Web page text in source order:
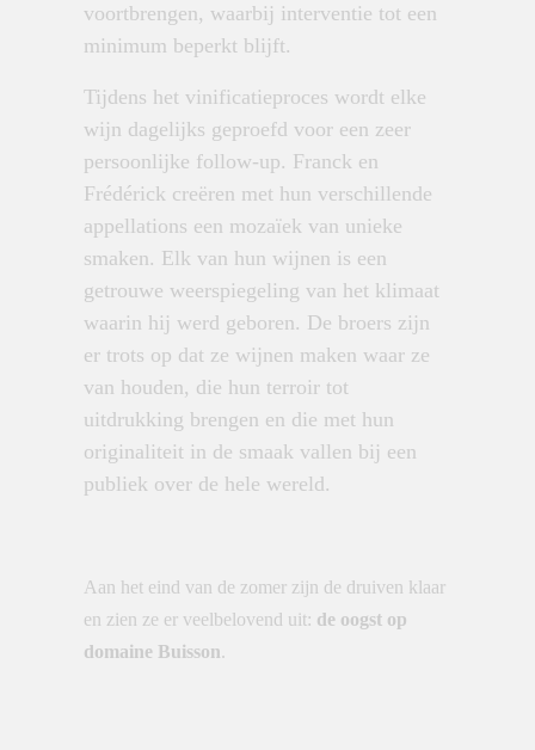
voortbrengen, waarbij interventie tot een
minimum beperkt blijft.
Tijdens het vinificatieproces wordt elke
wijn dagelijks geproefd voor een zeer
persoonlijke follow-up. Franck en
Frédérick creëren met hun verschillende
appellations een mozaïek van unieke
smaken. Elk van hun wijnen is een
getrouwe weerspiegeling van het klimaat
waarin hij werd geboren. De broers zijn
er trots op dat ze wijnen maken waar ze
van houden, die hun terroir tot
uitdrukking brengen en die met hun
originaliteit in de smaak vallen bij een
publiek over de hele wereld.
Aan het eind van de zomer zijn de druiven klaar
en zien ze er veelbelovend uit: de oogst op
domaine Buisson.